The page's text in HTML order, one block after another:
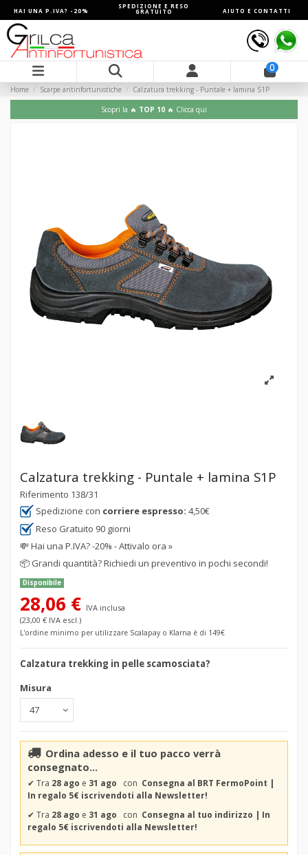
HAI UNA P.IVA? -20%
SPEDIZIONE E RESO
GRATUITO AIUTO E CONTATTI
0
Home Scarpe antinfortunistiche Calzatura trekking - Puntale + lamina S1P
Scopri la 🔥 TOP 10 🔥 Clicca qui
Calzatura trekking - Puntale + lamina S1P
Riferimento 138/31
Spedizione con corriere espresso: 4,50€
Reso Gratuito 90 giorni
💸Hai una P.IVA? -20% - Attivalo ora »
📦 Grandi quantità? Richiedi un preventivo in pochi secondi!
Disponibile
28,06 € IVA inclusa
(23,00 € IVA escl.)
L'ordine minimo per utilizzare Scalapay o Klarna è di 149€
Calzatura trekking in pelle scamosciata?
Misura
Ordina adesso e il tuo pacco verrà
consegnato...
✔ Tra 28 ago e 31 ago con Consegna al BRT FermoPoint |
In regalo 5€ iscrivendoti alla Newsletter!
✔ Tra 28 ago e 31 ago con Consegna al tuo indirizzo | In
regalo 5€ iscrivendoti alla Newsletter!